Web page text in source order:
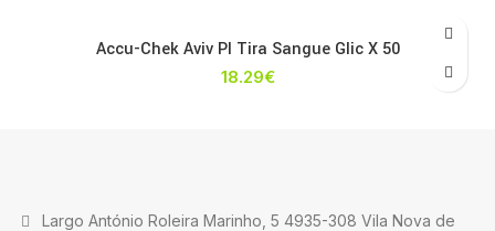
Accu-Chek Aviv Pl Tira Sangue Glic X 50
18.29€
Largo António Roleira Marinho, 5 4935-308 Vila Nova de